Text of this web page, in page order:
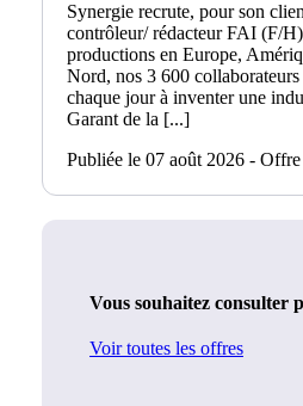
Synergie recrute, pour son
contrôleur/ rédacteur FAI (F/
productions en Europe,
Nord, nos 3 600
chaque jour à inventer une
Garant de la [...]
Publiée le 07 août 2026 -
Vous souhaitez consulter
Voir toutes les offres